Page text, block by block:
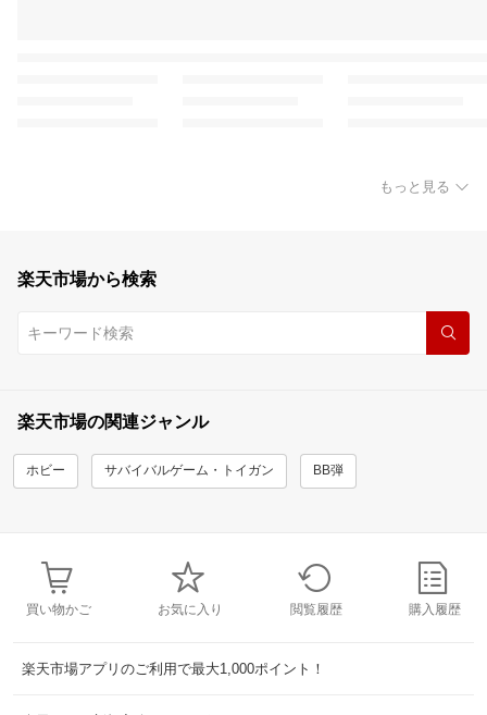
もっと見る
楽天市場から検索
楽天市場の関連ジャンル
ホビー サバイバルゲーム・トイガン BB弾
買い物かご お気に入り 閲覧履歴 購入履歴
楽天市場アプリのご利用で最大1,000ポイント！